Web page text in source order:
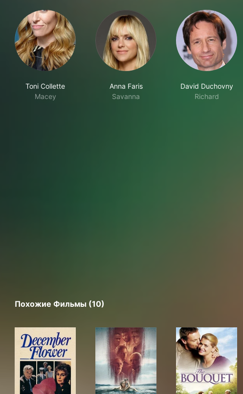
Toni Collette
Macey
Anna Faris
Savanna
David Duchovny
Richard
Похожие Фильмы (10)